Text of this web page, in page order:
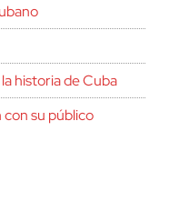
historia de Cuba
con su público